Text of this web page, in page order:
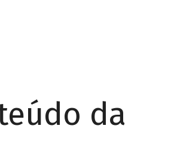
da